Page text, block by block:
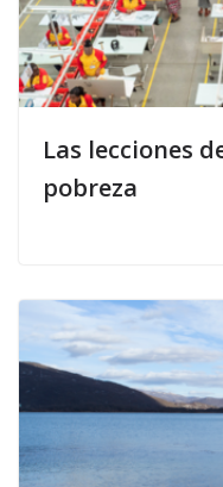
Las lecciones
pobreza